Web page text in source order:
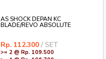
AS SHOCK DEPAN KC
BLADE/REVO ABSOLUTE
Rp. 112.300 / SET
>= 2 @ Rp. 109.500